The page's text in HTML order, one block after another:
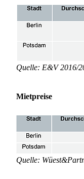
Quelle: E&V 2016/
Mietpreise
Quelle: